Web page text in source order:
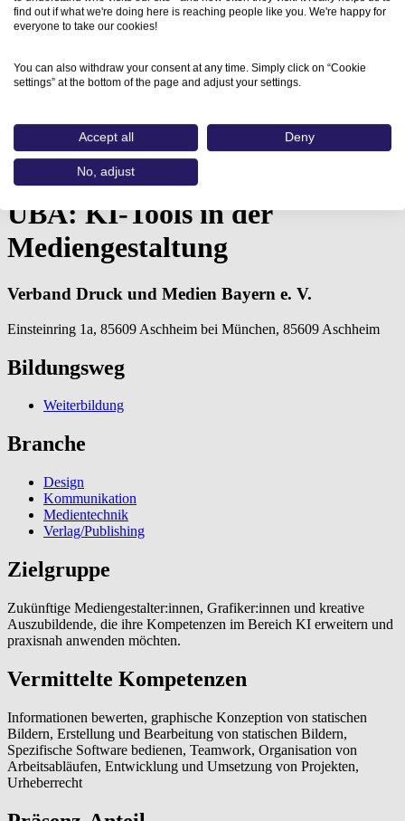
Aus- und Weiterbildungen
ÜBA: KI-Tools in der…
ÜBA: KI-Tools in der
Mediengestaltung
Verband Druck und Medien Bayern e. V.
Einsteinring 1a, 85609 Aschheim bei München, 85609 Aschheim
Bildungsweg
Weiterbildung
Branche
Design
Kommunikation
Medientechnik
Verlag/Publishing
Zielgruppe
Zukünftige Mediengestalter:innen, Grafiker:innen und kreative
Auszubildende, die ihre Kompetenzen im Bereich KI erweitern und
praxisnah anwenden möchten.
Vermittelte Kompetenzen
Informationen bewerten, graphische Konzeption von statischen
Bildern, Erstellung und Bearbeitung von statischen Bildern,
Spezifische Software bedienen, Teamwork, Organisation von
Arbeitsabläufen, Entwicklung und Umsetzung von Projekten,
Urheberrecht
find out if what we're doing here is reaching people like you. We're happy for
everyone to take our cookies!
You can also withdraw your consent at any time. Simply click on “Cookie
settings” at the bottom of the page and adjust your settings.
Accept all Deny
No, adjust